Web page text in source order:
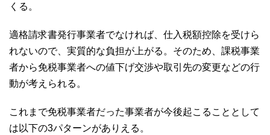
くる。
適格請求書発行事業者でなければ、仕入税額控除を受けら
れないので、実質的な負担が上がる。そのため、課税事業
者から免税事業者への値下げ交渉や取引先の変更などの行
動が考えられる。
これまで免税事業者だった事業者が今後起こることとして
は以下の3パターンがありえる。